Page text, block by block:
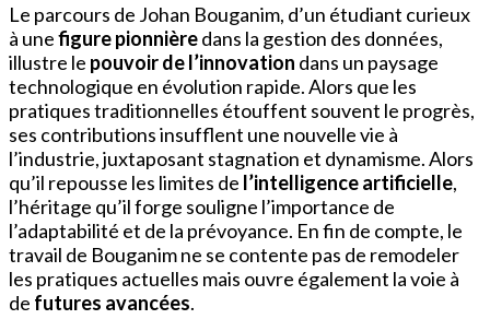
Le parcours de Johan Bouganim, d’un étudiant curieux
à unefigure pionnièredans la gestion des données,
illustre le pouvoir de l’innovation dans un paysage
technologique en évolution rapide. Alors que les
pratiques traditionnelles étouffent souvent le progrès,
ses contributions insufflent une nouvelle vie à
l’industrie, juxtaposant stagnation et dynamisme. Alors
qu’il repousse les limites de l’intelligence artificielle,
l’héritage qu’il forge souligne l’importance de
l’adaptabilité et de la prévoyance. En fin de compte, le
travail de Bouganim ne se contente pas de remodeler
les pratiques actuelles mais ouvre également la voie à
de futures avancées.